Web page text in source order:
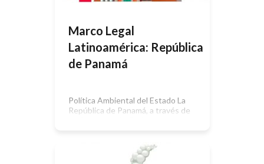
Marco Legal
Latinoamérica: República
de Panamá
Política Ambiental del Estado La
República de Panamá, a través de
garantizando a la población vivir en
un ambiente sano y libre de